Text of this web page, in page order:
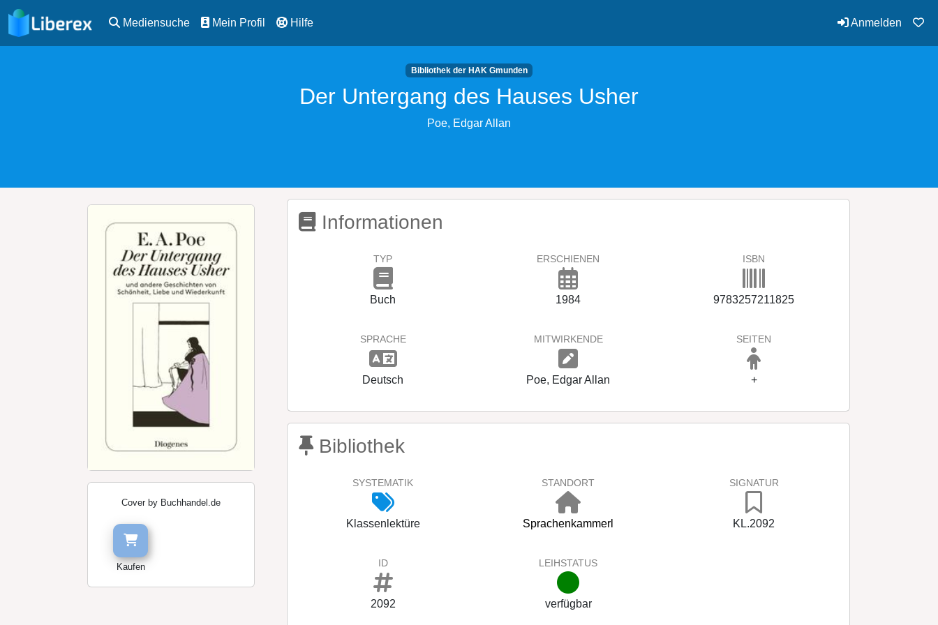
Mediensuche Mein Profil Hilfe Anmelden
Bibliothek der HAK Gmunden
Der Untergang des Hauses Usher
Poe, Edgar Allan
Cover by Buchhandel.de
Kaufen
Informationen
TYP
Buch
ERSCHIENEN
1984
ISBN
9783257211825
SPRACHE
Deutsch
MITWIRKENDE
Poe, Edgar Allan
SEITEN
+
Bibliothek
SYSTEMATIK
Klassenlektüre
STANDORT
Sprachenkammerl
SIGNATUR
KL.2092
ID
2092
LEIHSTATUS
verfügbar